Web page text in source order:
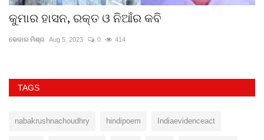
କୁମାର ହାସନ, ରକ୍ତ ଓ ନିଆଁର କବି
କେଦାର ମିଶ୍ର Aug 5, 2023 0 414
TAGS
nabakrushnachoudhry hindipoem Indiaevidenceact